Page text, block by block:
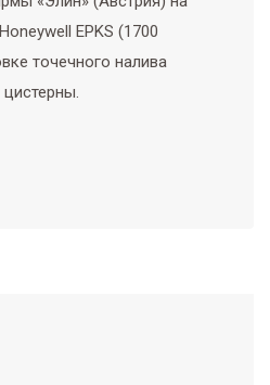
EPKS (1700
точечного налива